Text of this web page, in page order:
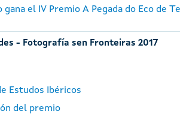
gana el IV Premio A Pegada do Eco de
- Fotografía sen Fronteiras 2017
Estudos Ibéricos
del premio